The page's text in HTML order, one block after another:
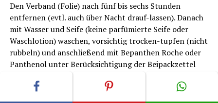
Den Verband (Folie) nach fünf bis sechs Stunden
entfernen (evtl. auch über Nacht drauf-lassen). Danach
mit Wasser und Seife (keine parfümierte Seife oder
Waschlotion) waschen, vorsichtig trocken-tupfen (nicht
rubbeln) und anschließend mit Bepanthen Roche oder
Panthenol unter Berücksichtigung der Beipackzettel
oder des Rates eines Arztes oder Apothekers eincremen.
Diesen Vorgang morgens und abends wiederholen.
Tagsüber ein- bis zweimal zwischendurch eincremen.